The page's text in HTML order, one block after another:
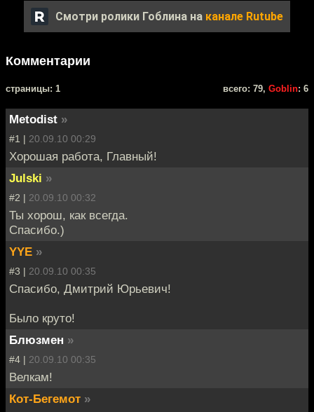
Смотри ролики Гоблина на канале Rutube
Комментарии
cтраницы: 1 всего: 79, Goblin: 6
Metodist »
#1 | 20.09.10 00:29
Хорошая работа, Главный!
Julski »
#2 | 20.09.10 00:32
Ты хорош, как всегда.
Спасибо.)
YYE »
#3 | 20.09.10 00:35
Спасибо, Дмитрий Юрьевич!
Было круто!
Блюзмен »
#4 | 20.09.10 00:35
Велкам!
Кот-Бегемот »